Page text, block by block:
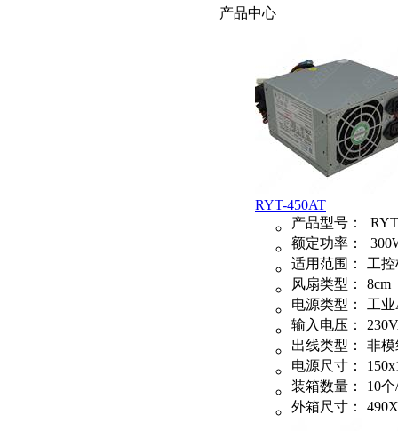
产品中心
RYT-450AT
产品型号：
额定功率：
适用范围：
工
风扇类型：
8cm
电源类型：
工
输入电压：
出线类型：
非
电源尺寸：
装箱数量：
10
外箱尺寸：